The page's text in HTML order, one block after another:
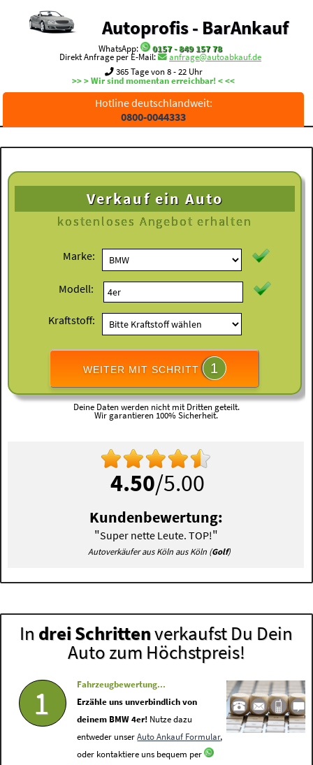
Autoprofis - BarAnkauf
WhatsApp:
0157 - 849 157 78
Direkt Anfrage per E-Mail:
anfrage@autoabkauf.de
365 Tage von 8 - 22 Uhr
>> > Wir sind momentan erreichbar! < <<
Hotline deutschlandweit:
0800-0044333
Verkauf ein Auto
kostenloses Angebot erhalten
Marke:
Modell:
Kraftstoff:
WEITER MIT SCHRITT 1
Deine Daten werden nicht mit Dritten geteilt.
Wir garantieren 100% Sicherheit.
4.50/5.00
Kundenbewertung:
"Super nette Leute. TOP!"
Autoverkäufer aus Köln aus Köln (Golf)
In drei Schrittenverkaufst Du Dein
Auto zum Höchstpreis!
1
Fahrzeugbewertung...
Erzähle uns unverbindlich von
deinem BMW 4er! Nutze dazu
entweder unserAuto Ankauf Formular,
oder kontaktiere uns bequem per